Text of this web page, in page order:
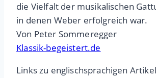
die Vielfalt der musikalischen
in denen Weber erfolgreich war.
Von Peter Sommeregger
Klassik-begeistert.de
Links zu englischsprachigen